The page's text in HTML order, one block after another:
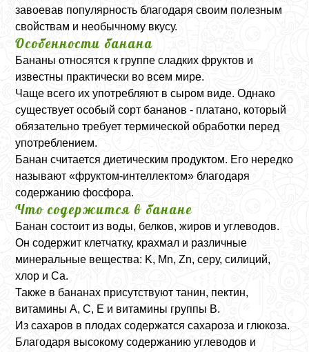
завоевав популярность благодаря своим полезным
свойствам и необычному вкусу.
Особенности банана
Бананы относятся к группе сладких фруктов и
известны практически во всем мире.
Чаще всего их употребляют в сыром виде. Однако
существует особый сорт бананов - платано, который
обязательно требует термической обработки перед
употреблением.
Банан считается диетическим продуктом. Его нередко
называют «фруктом-интеллектом» благодаря
содержанию фосфора.
Что содержится в банане
Банан состоит из воды, белков, жиров и углеводов.
Он содержит клетчатку, крахмал и различные
минеральные вещества: K, Mn, Zn, серу, силиций,
хлор и Ca.
Также в бананах присутствуют танин, пектин,
витамины A, C, E и витамины группы B.
Из сахаров в плодах содержатся сахароза и глюкоза.
Благодаря высокому содержанию углеводов и